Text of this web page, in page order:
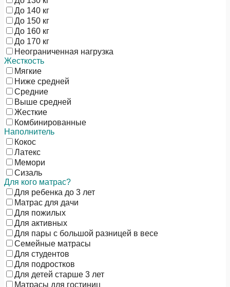
До 140 кг
До 150 кг
До 160 кг
До 170 кг
Неограниченная нагрузка
Жесткость
Мягкие
Ниже средней
Средние
Выше средней
Жесткие
Комбинированные
Наполнитель
Кокос
Латекс
Мемори
Сизаль
Для кого матрас?
Для ребенка до 3 лет
Матрас для дачи
Для пожилых
Для активных
Для пары с большой разницей в весе
Семейные матрасы
Для студентов
Для подростков
Для детей старше 3 лет
Матрасы для гостиниц